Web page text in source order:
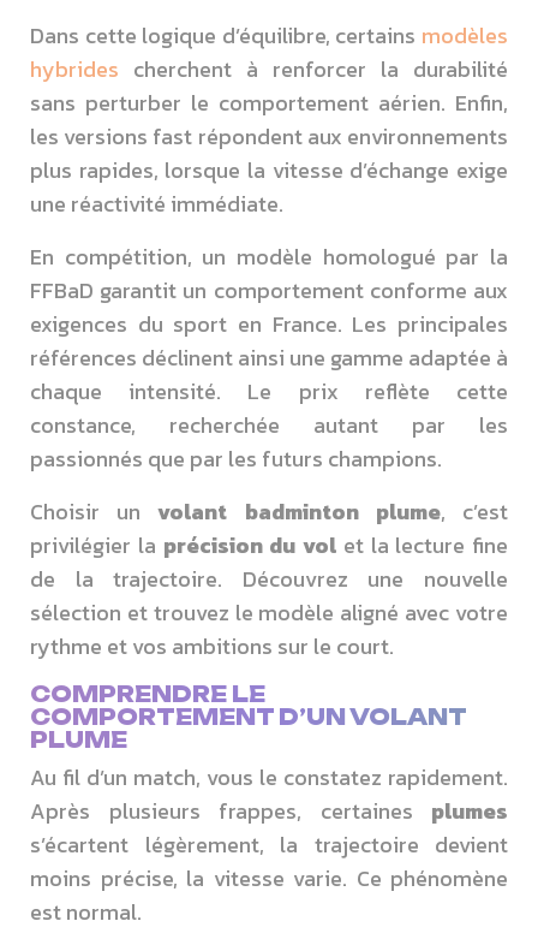
Dans cette logique d’équilibre, certains modèles
hybrides cherchent à renforcer la durabilité
sans perturber le comportement aérien. Enfin,
les versions fast répondent aux environnements
plus rapides, lorsque la vitesse d’échange exige
une réactivité immédiate.
En compétition, un modèle homologué par la
FFBaD garantit un comportement conforme aux
exigences du sport en France. Les principales
références déclinent ainsi une gamme adaptée à
chaque intensité. Le prix reflète cette
constance, recherchée autant par les
passionnés que par les futurs champions.
Choisir unvolant badminton plume, c’est
privilégier la précision du vol et la lecture fine
de la trajectoire. Découvrez une nouvelle
sélection et trouvez le modèle aligné avec votre
rythme et vos ambitions sur le court.
COMPRENDRE LE
COMPORTEMENT D’UN VOLANT
PLUME
Au fil d’un match, vous le constatez rapidement.
Après plusieurs frappes, certaines plumes
s’écartent légèrement, la trajectoire devient
moins précise, la vitesse varie. Ce phénomène
est normal.